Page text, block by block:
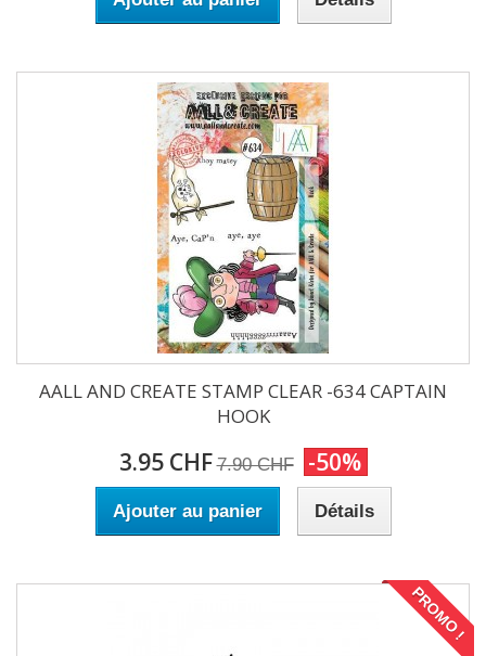
AALL AND CREATE STAMP CLEAR -634 CAPTAIN
HOOK
3.95 CHF 7.90 CHF -50%
Ajouter au panier Détails
PROMO !